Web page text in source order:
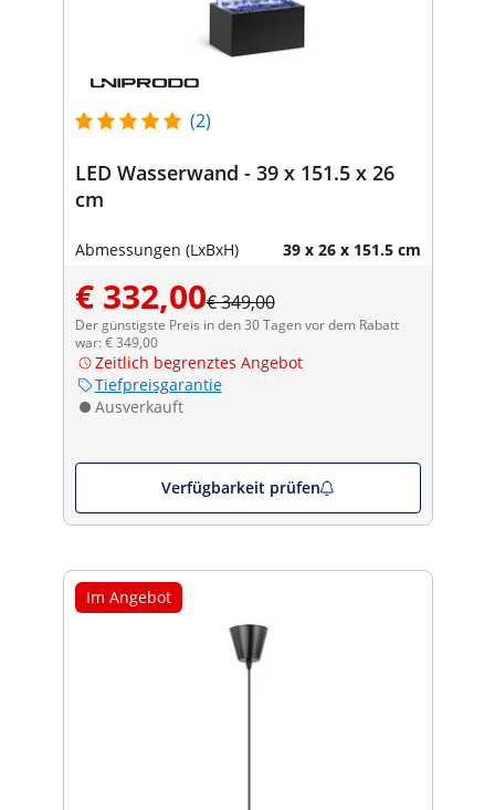
(2)
LED Wasserwand - 39 x 151.5 x 26
cm
Abmessungen (LxBxH) 39 x 26 x 151.5 cm
€ 332,00€ 349,00
Der günstigste Preis in den 30 Tagen vor dem Rabatt
war: € 349,00
Zeitlich begrenztes Angebot
Tiefpreisgarantie
Ausverkauft
Verfügbarkeit prüfen
Im Angebot